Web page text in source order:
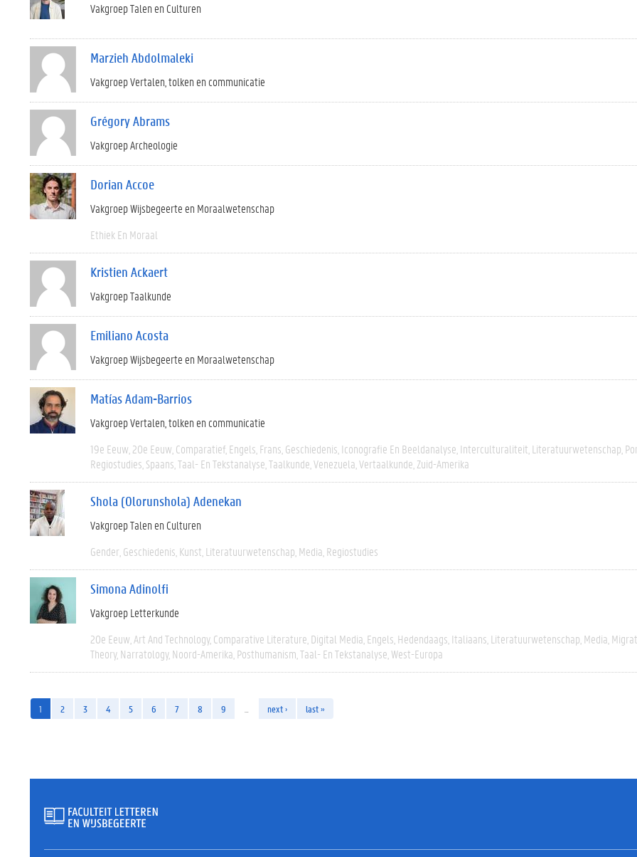
Vakgroep Talen en Culturen
Marzieh Abdolmaleki
Vakgroep Vertalen, tolken en communicatie
Grégory Abrams
Vakgroep Archeologie
Dorian Accoe
Vakgroep Wijsbegeerte en Moraalwetenschap
Ethiek En Moraal
Kristien Ackaert
Vakgroep Taalkunde
Emiliano Acosta
Vakgroep Wijsbegeerte en Moraalwetenschap
Matías Adam-Barrios
Vakgroep Vertalen, tolken en communicatie
19e Eeuw 20e Eeuw Comparatief Engels Frans Geschiedenis Iconografie En Beeldanalyse Interculturaliteit Literatuurwetenschap
Regiostudies Spaans Taal- En Tekstanalyse Taalkunde Venezuela Vertaalkunde Zuid-Amerika
Shola (Olorunshola) Adenekan
Vakgroep Talen en Culturen
Gender Geschiedenis Kunst Literatuurwetenschap Media Regiostudies
Simona Adinolfi
Vakgroep Letterkunde
20e Eeuw Art And Technology Comparative Literature Digital Media Engels Hedendaags Italiaans Literatuurwetenschap Media
Theory Narratology Noord-Amerika Posthumanism Taal- En Tekstanalyse West-Europa
1 2 3 4 5 6 7 8 9 next › last »